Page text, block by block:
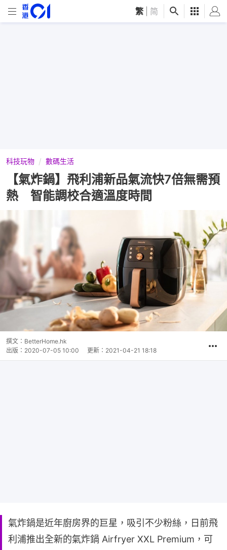
繁 简
科技玩物 數碼生活
【氣炸鍋】飛利浦新品氣流快7倍無需預
熱 智能調校合適溫度時間
撰文： BetterHome.hk
出版： 2020-07-05 10:00 更新： 2021-04-21 18:18
氣炸鍋是近年廚房界的巨星，吸引不少粉絲，日前飛
利浦推出全新的氣炸鍋 Airfryer XXL Premium，可